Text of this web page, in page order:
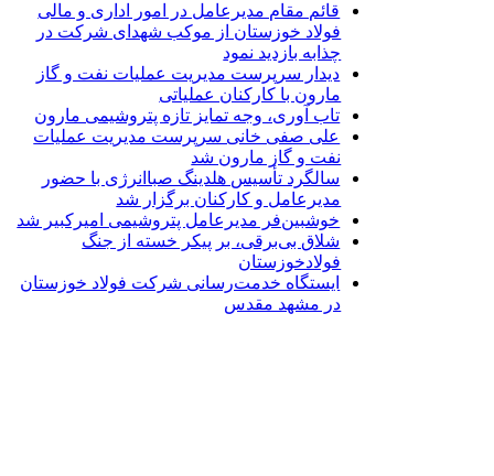
قائم مقام مدیرعامل در امور اداری و مالی
فولاد خوزستان از موکب شهدای شرکت در
چذابه بازدید نمود
دیدار سرپرست مدیریت عملیات نفت و گاز
مارون با کارکنان عملیاتی
تاب آوری، وجه تمایز تازه پتروشیمی مارون
علی صفی خانی سرپرست مدیریت عملیات
نفت و گاز مارون شد
سالگرد تأسیس هلدینگ صباانرژی با حضور
مدیرعامل و کارکنان برگزار شد
خوشبین‌فر مدیرعامل پتروشیمی امیرکبیر شد
شلاق‌ بی‌برقی، بر پیکر خسته‌ از جنگ
فولادخوزستان
ایستگاه خدمت‌رسانی شرکت فولاد خوزستان
در مشهد مقدس